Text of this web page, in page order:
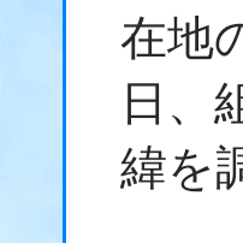
在地
日、
緯を